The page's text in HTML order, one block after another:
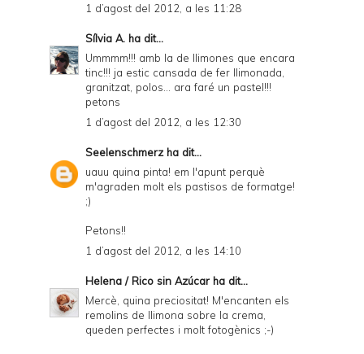
1 d’agost del 2012, a les 11:28
Sílvia A. ha dit...
Ummmm!!! amb la de llimones que encara
tinc!!! ja estic cansada de fer llimonada,
granitzat, polos... ara faré un pastel!!!
petons
1 d’agost del 2012, a les 12:30
Seelenschmerz ha dit...
uauu quina pinta! em l'apunt perquè
m'agraden molt els pastisos de formatge!
;)
Petons!!
1 d’agost del 2012, a les 14:10
Helena / Rico sin Azúcar ha dit...
Mercè, quina preciositat! M'encanten els
remolins de llimona sobre la crema,
queden perfectes i molt fotogènics ;-)